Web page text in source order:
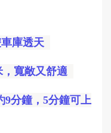
庫透天
寬敞又舒適
9分鐘，5分鐘可上